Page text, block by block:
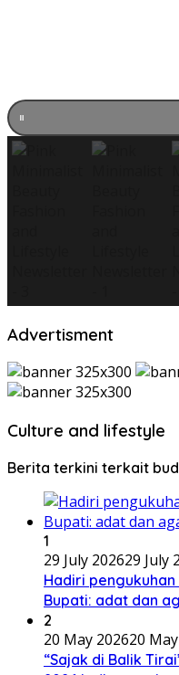
Advertisment
Culture and lifestyle
Berita terkini terkait
1
29 July 202629 July
Hadiri
Bupati: adat dan
2
20 May 202620
“Sajak di Balik